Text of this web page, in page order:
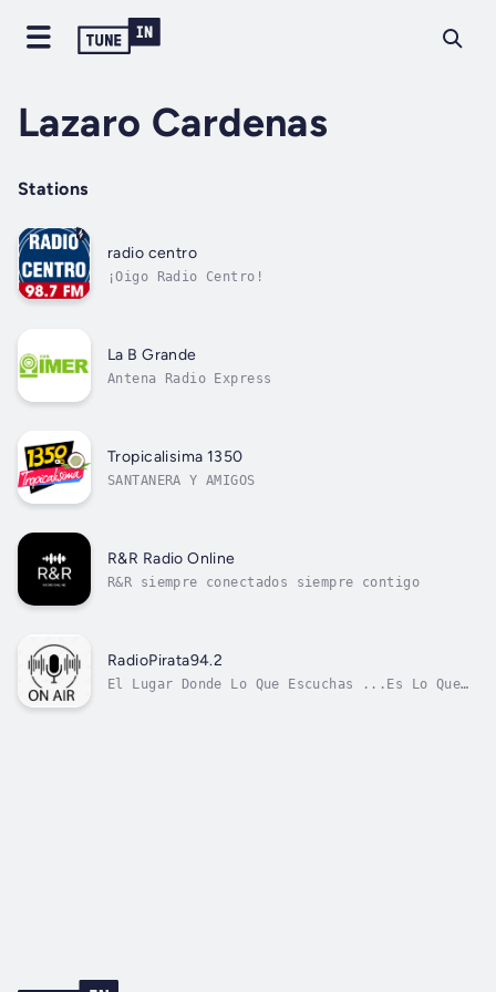
Lazaro Cardenas
Stations
radio centro
¡Oigo Radio Centro!
La B Grande
Antena Radio Express
Tropicalisima 1350
SANTANERA Y AMIGOS
R&R Radio Online
R&R siempre conectados siempre contigo
RadioPirata94.2
El Lugar Donde Lo Que Escuchas ...Es Lo Que